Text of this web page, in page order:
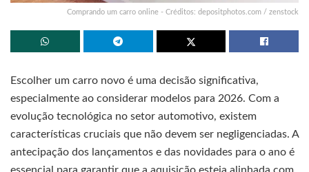
Comprando um carro online - Créditos: depositphotos.com / zenstock
Escolher um carro novo é uma decisão significativa,
especialmente ao considerar modelos para 2026. Com a
evolução tecnológica no setor automotivo, existem
características cruciais que não devem ser negligenciadas. A
antecipação dos lançamentos e das novidades para o ano é
essencial para garantir que a aquisição esteja alinhada com